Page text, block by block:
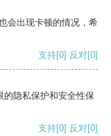
会出现卡顿的情况，希
支持[0] 反对[0]
的隐私保护和安全性保
支持[0] 反对[0]